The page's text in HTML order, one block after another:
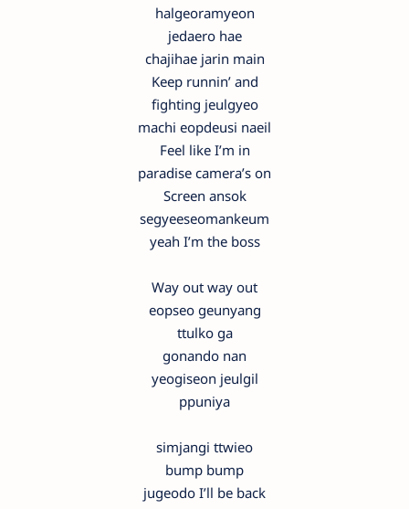
halgeoramyeon
jedaero hae
chajihae jarin main
Keep runnin’ and
fighting jeulgyeo
machi eopdeusi naeil
Feel like I’m in
paradise camera’s on
Screen ansok
segyeeseomankeum
yeah I’m the boss
Way out way out
eopseo geunyang
ttulko ga
gonando nan
yeogiseon jeulgil
ppuniya
simjangi ttwieo
bump bump
jugeodo I’ll be back